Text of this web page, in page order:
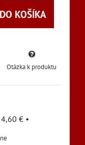
KOŠÍKA
Otázka k produktu
4,60 € •